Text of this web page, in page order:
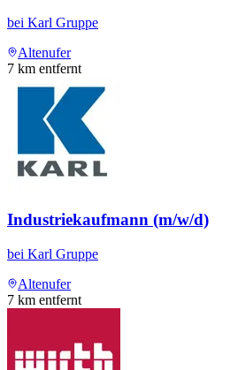
bei Karl Gruppe
Altenufer
7 km entfernt
Industriekaufmann (m/w/d)
bei Karl Gruppe
Altenufer
7 km entfernt